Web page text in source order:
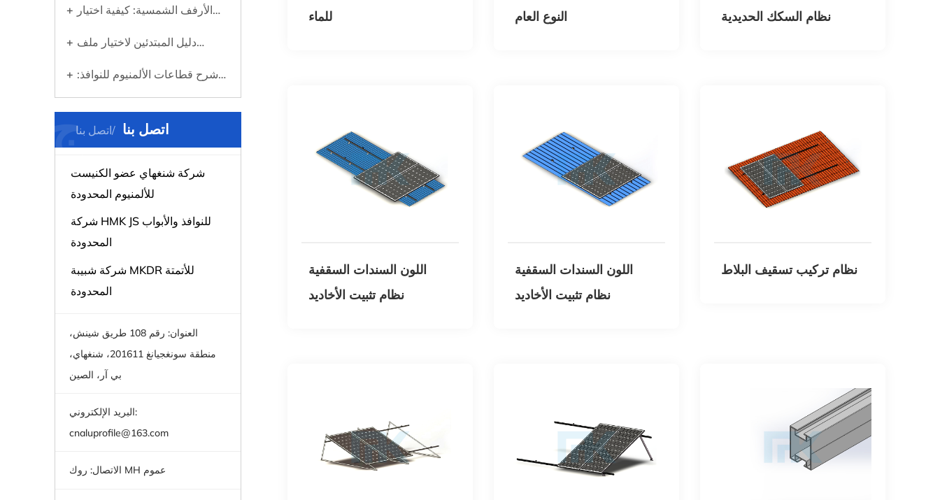
الشمسية
الأرفف الشمسية: كيفية اختيار
الخاصة بك
دليل المبتدئين لاختيار ملف
شرح قطاعات الألمنيوم للنوافذ:
ما هي وسبب أهميتها
اتصل بنا اتصل بناج
شركة شنغهاي عضو الكنيست
للألمنيوم المحدودة
شركة HMK JS للنوافذ والأبواب
المحدودة
شركة شبيبة MKDR للأتمتة
المحدودة
العنوان: رقم 108 طريق شينش،
منطقة سونغجيانغ 201611، شنغهاي،
بي آر، الصين
البريد الإلكتروني:
cnaluprofile@163.com
الاتصال: روك MH عموم
للماء
النوع العام
نظام السكك الحديدية
اللون السندات السقفية
نظام تثبيت الأخاديد
اللون السندات السقفية
نظام تثبيت الأخاديد
نظام تركيب تسقيف البلاط